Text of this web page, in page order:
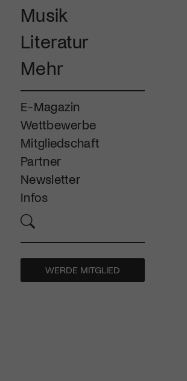
Musik
Literatur
Mehr
E-Magazin
Wettbewerbe
Mitgliedschaft
Partner
Newsletter
Infos
WERDE MITGLIED